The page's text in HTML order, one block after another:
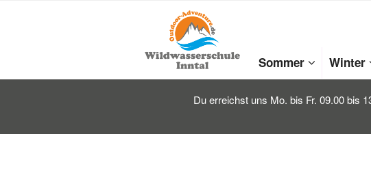
Sommer Winter
Du erreichst uns Mo. bis Fr. 09.00 bis